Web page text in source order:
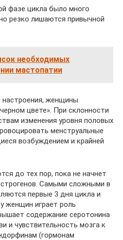
фазе цикла было много
резко лишаются привычной
необходимых
мастопатии
женщины
цвете». При склонности
изменения уровня половых
менструальные
возбуждением и крайней
до тех пор, пока не начнет
Самыми сложными в
первые 3 дня цикла и
женщин играет роль
содержание серотонина
и чувствительность мозга к
(гормонам